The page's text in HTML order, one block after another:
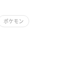
ポケモン